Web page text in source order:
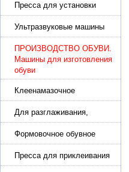
фурнитура
Пресса для установки
фурнитуры: блочка,
люверсы, петля
Ультразвуковые машины
для сварки
ПРОИЗВОДСТВО ОБУВИ.
Машины для изготовления
обуви
Клеенамазочное
оборудование и активаторы
клея
Для разглаживания,
разбивания и герметизации
шва
Формовочное обувное
оборудование
Пресса для приклеивания
подошвы и прибивки